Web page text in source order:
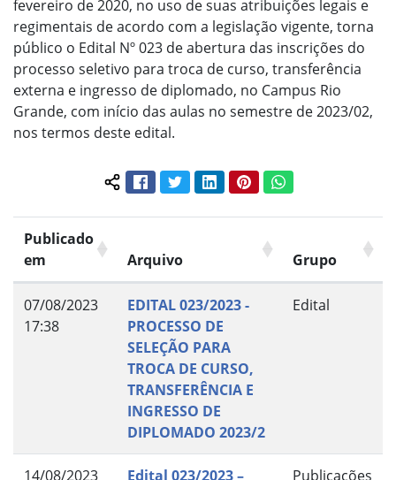
fevereiro de 2020, no uso de suas atribuições legais e
regimentais de acordo com a legislação vigente, torna
público o Edital Nº 023 de abertura das inscrições do
processo seletivo para troca de curso, transferência
externa e ingresso de diplomado, no Campus Rio
Grande, com início das aulas no semestre de 2023/02,
nos termos deste edital.
Compartilhar conteúdo:
FacebookTwitterLinkedInPinterestWhatsApp
Publicado
em
Arquivo Grupo
07/08/2023
17:38
EDITAL 023/2023 -
PROCESSO DE
SELEÇÃO PARA
TROCA DE CURSO,
TRANSFERÊNCIA E
INGRESSO DE
DIPLOMADO 2023/2
Edital
14/08/2023
Edital 023/2023 –
Publicações